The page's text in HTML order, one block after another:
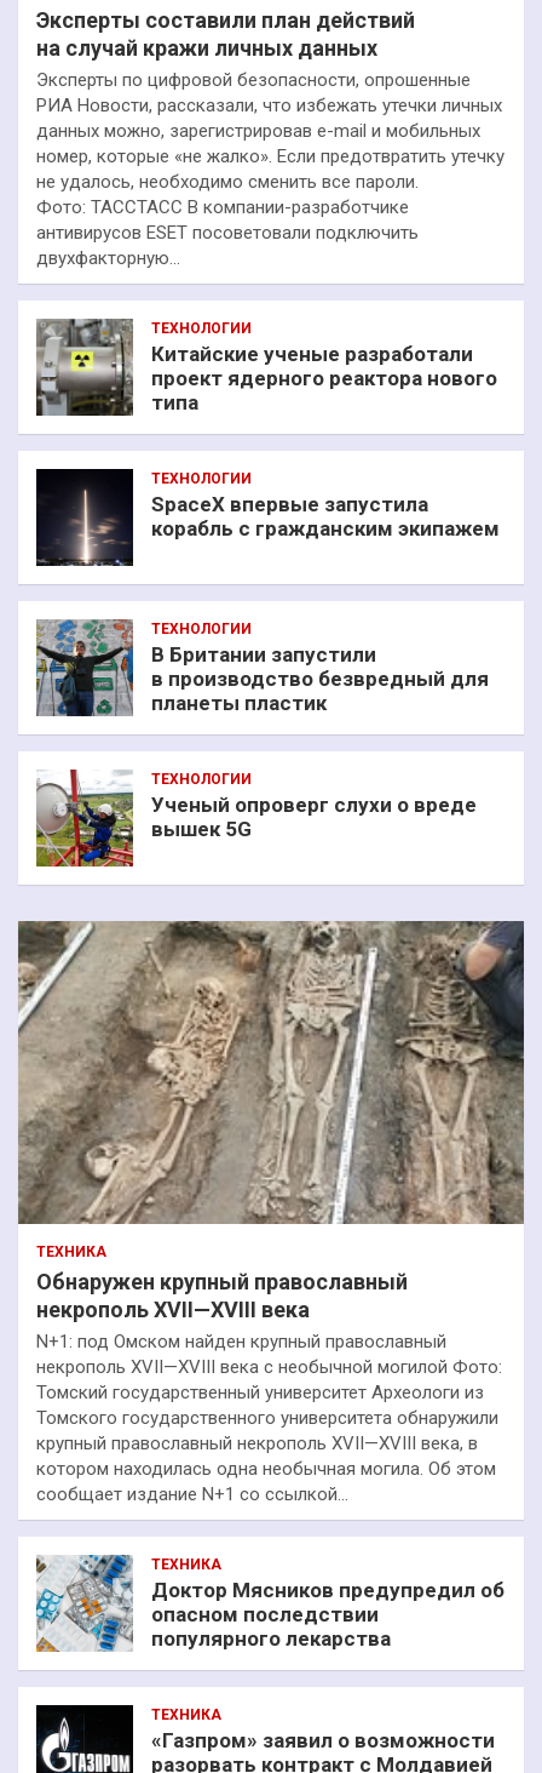
Эксперты составили план действий
на случай кражи личных данных
Эксперты по цифровой безопасности, опрошенные
РИА Новости, рассказали, что избежать утечки личных
данных можно, зарегистрировав e-mail и мобильных
номер, которые «не жалко». Если предотвратить утечку
не удалось, необходимо сменить все пароли.
Фото: ТАССТАСС В компании-разработчике
антивирусов ESET посоветовали подключить
двухфакторную…
ТЕХНОЛОГИИ
Китайские ученые разработали
проект ядерного реактора нового
типа
ТЕХНОЛОГИИ
SpaceX впервые запустила
корабль с гражданским экипажем
ТЕХНОЛОГИИ
В Британии запустили
в производство безвредный для
планеты пластик
ТЕХНОЛОГИИ
Ученый опроверг слухи о вреде
вышек 5G
ТЕХНИКА
Обнаружен крупный православный
некрополь XVII—XVIII века
N+1: под Омском найден крупный православный
некрополь XVII—XVIII века с необычной могилой Фото:
Томский государственный университет Археологи из
Томского государственного университета обнаружили
крупный православный некрополь XVII—XVIII века, в
котором находилась одна необычная могила. Об этом
сообщает издание N+1 со ссылкой…
ТЕХНИКА
Доктор Мясников предупредил об
опасном последствии
популярного лекарства
ТЕХНИКА
«Газпром» заявил о возможности
разорвать контракт с Молдавией